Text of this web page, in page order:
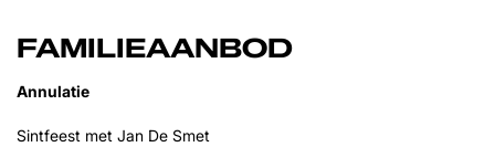
FAMILIEAANBOD
Annulatie
Sintfeest met Jan De Smet